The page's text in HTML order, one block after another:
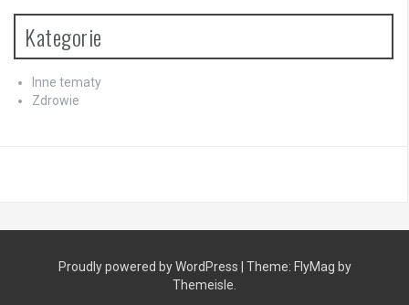
Kategorie
Inne tematy
Zdrowie
Proudly powered by WordPress Theme: FlyMag by
Themeisle.